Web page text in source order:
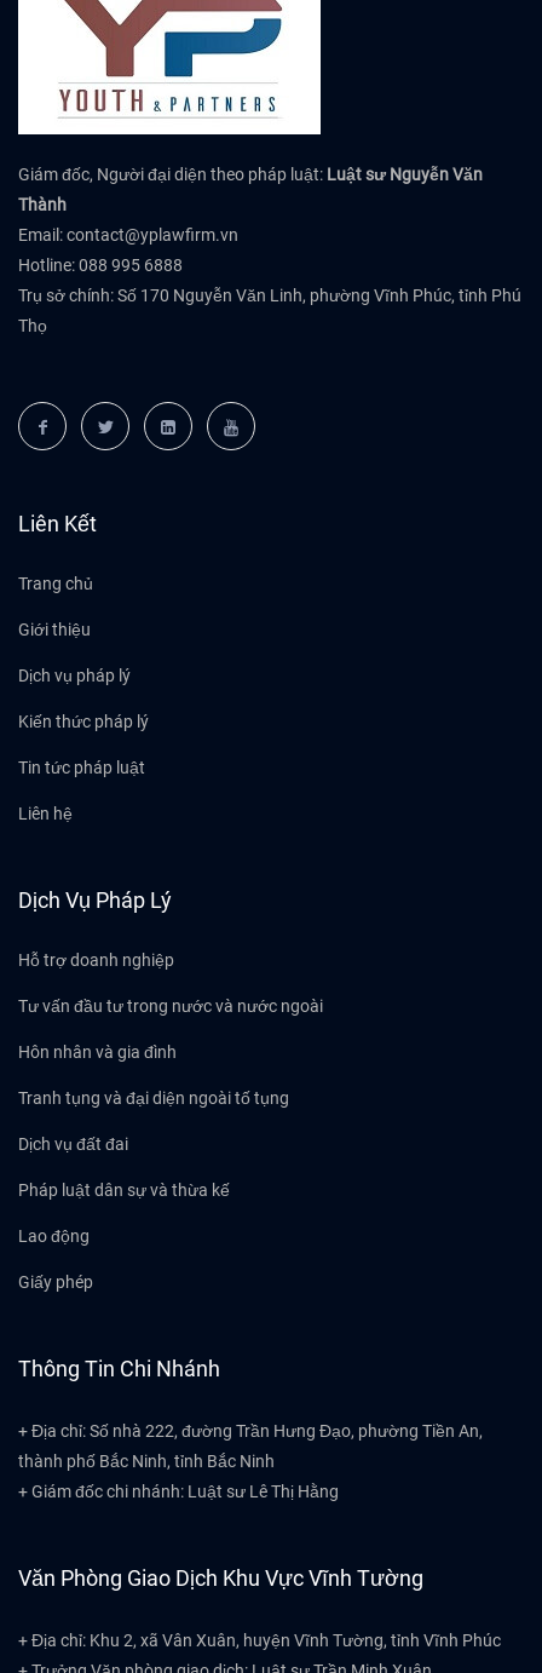
Giám đốc, Người đại diện theo pháp luật: Luật sư Nguyễn Văn
Thành
Email:contact@yplawfirm.vn
Hotline: 088 995 6888
Trụ sở chính: Số 170 Nguyễn Văn Linh, phường Vĩnh Phúc, tỉnh Phú
Thọ
Liên Kết
Trang chủ
Giới thiệu
Dịch vụ pháp lý
Kiến thức pháp lý
Tin tức pháp luật
Liên hệ
Dịch Vụ Pháp Lý
Hỗ trợ doanh nghiệp
Tư vấn đầu tư trong nước và nước ngoài
Hôn nhân và gia đình
Tranh tụng và đại diện ngoài tố tụng
Dịch vụ đất đai
Pháp luật dân sự và thừa kế
Lao động
Giấy phép
Thông Tin Chi Nhánh
+ Địa chỉ: Số nhà 222, đường Trần Hưng Đạo, phường Tiền An,
thành phố Bắc Ninh, tỉnh Bắc Ninh
+ Giám đốc chi nhánh: Luật sư Lê Thị Hằng
Văn Phòng Giao Dịch Khu Vực Vĩnh Tường
+ Địa chỉ: Khu 2, xã Vân Xuân, huyện Vĩnh Tường, tỉnh Vĩnh Phúc